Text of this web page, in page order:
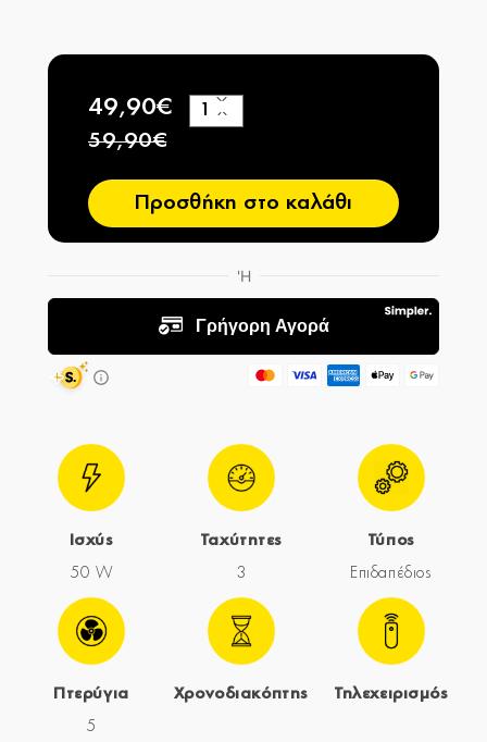
49,90€
59,90€
−
+
Προσθήκη στο καλάθι
Ισχύς
50 W
Ταχύτητες
3
Τύπος
Επιδαπέδιος
Πτερύγια
5
Χρονοδιακόπτης Τηλεχειρισμός